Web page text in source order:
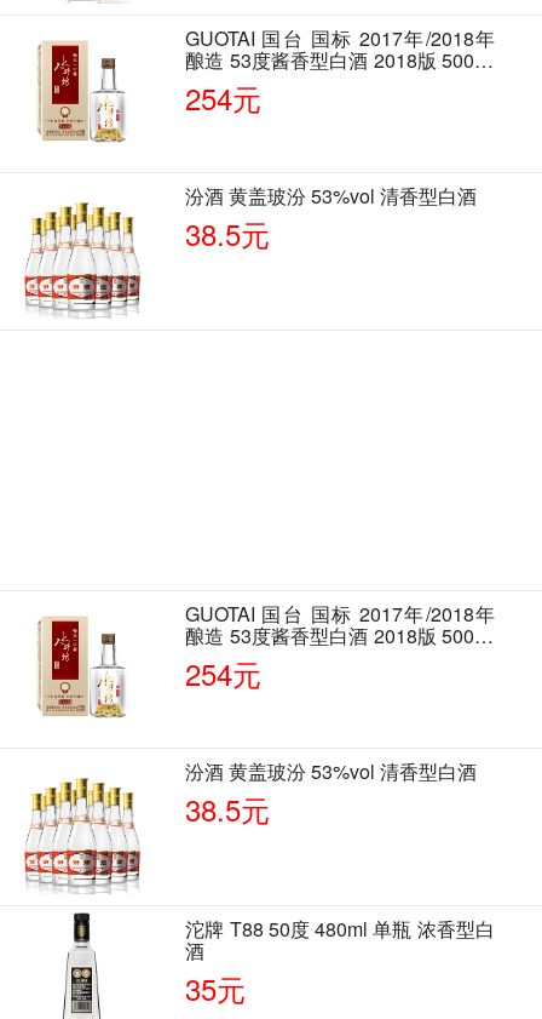
GUOTAI 国台 国标 2017年/2018年
酿造 53度酱香型白酒 2018版 500ml
单瓶装
254元
汾酒 黄盖玻汾 53%vol 清香型白酒
38.5元
GUOTAI 国台 国标 2017年/2018年
酿造 53度酱香型白酒 2018版 500ml
单瓶装
254元
汾酒 黄盖玻汾 53%vol 清香型白酒
38.5元
沱牌 T88 50度 480ml 单瓶 浓香型白
酒
35元